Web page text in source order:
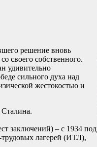
решение вновь
своего собственного.
удивительно
сильного духа над
жестокостью и
заключений) – с 1934 под
трудовых лагерей (ИТЛ),